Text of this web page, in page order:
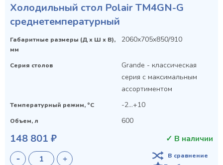
Холодильный стол Polair TM4GN-G
среднетемпературный
Габаритные размеры (Д х Ш х В),
мм
2060x705x850/910
Серия столов
Grande - классическая
серия с максимальным
ассортиментом
Температурный режим, °C -2...+10
Объем, л 600
148 801 ₽ ✓ В наличии
В сравнение